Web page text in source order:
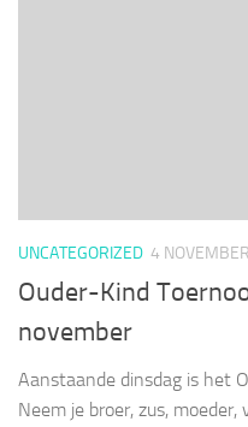
UNCATEGORIZED 4
Ouder-Kind
november
Aanstaande dinsdag is het
Neem je broer, zus,